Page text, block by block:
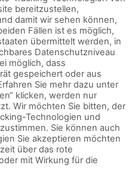
AGB KONTAKT
49 – D-21107 Hamburg